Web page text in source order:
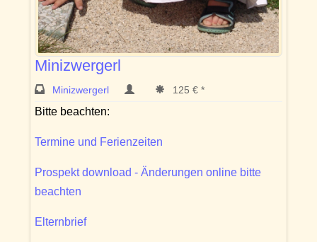
Minizwergerl
Minizwergerl 125 € *
Bitte beachten:
Termine und Ferienzeiten
Prospekt download - Änderungen online bitte
beachten
Elternbrief